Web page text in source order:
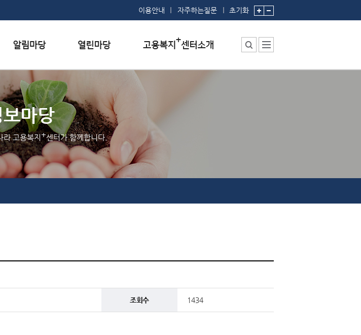
이용안내 자주하는질문 초기화
행사일정
공지사항
홍보/보도자료실
질문하기
칭찬하기
불친절 신고하기
부서 및 직원소개
시설안내
찾아오시는 길
마당
라 고용복지+센터가 함께합니다.
조회수 1434